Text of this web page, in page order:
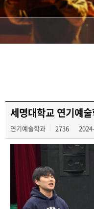
세명대학교 연기예
연기예술학과 2736